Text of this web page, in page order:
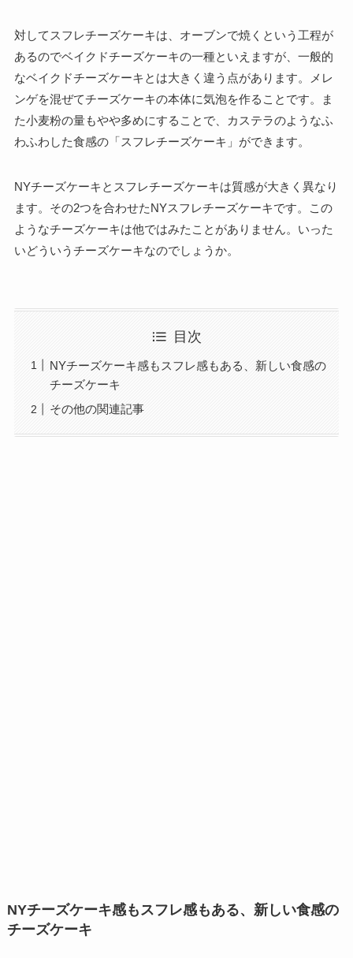
対してスフレチーズケーキは、オーブンで焼くという工程が
あるのでベイクドチーズケーキの一種といえますが、一般的
なベイクドチーズケーキとは大きく違う点があります。メレ
ンゲを混ぜてチーズケーキの本体に気泡を作ることです。ま
た小麦粉の量もやや多めにすることで、カステラのようなふ
わふわした食感の「スフレチーズケーキ」ができます。
NYチーズケーキとスフレチーズケーキは質感が大きく異なり
ます。その2つを合わせたNYスフレチーズケーキです。この
ようなチーズケーキは他ではみたことがありません。いった
いどういうチーズケーキなのでしょうか。
目次
NYチーズケーキ感もスフレ感もある、新しい食感の
チーズケーキ
その他の関連記事
NYチーズケーキ感もスフレ感もある、新しい食感の
チーズケーキ